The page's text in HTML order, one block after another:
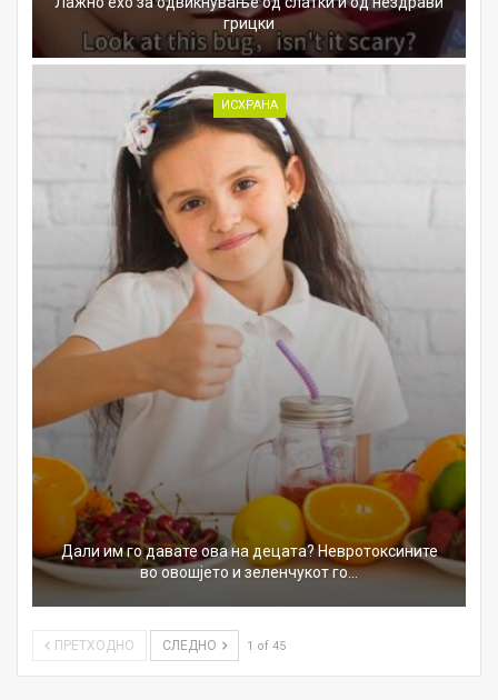
грицки
ИСХРАНА
Дали им го давате ова на децата? Невротоксините
во овошјето и зеленчукот го…
ПРЕТХОДНО СЛЕДНО 1 of 45